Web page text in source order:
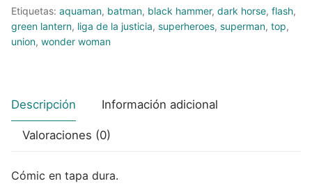
Etiquetas: aquaman, batman, black hammer, dark horse, flash,
green lantern, liga de la justicia, superheroes, superman, top,
union, wonder woman
Descripción Información adicional
Valoraciones (0)
Cómic en tapa dura.